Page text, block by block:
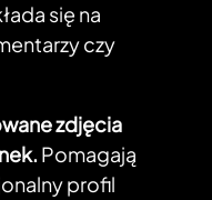
się na
czy
zdjęcia
Pomagają
profil